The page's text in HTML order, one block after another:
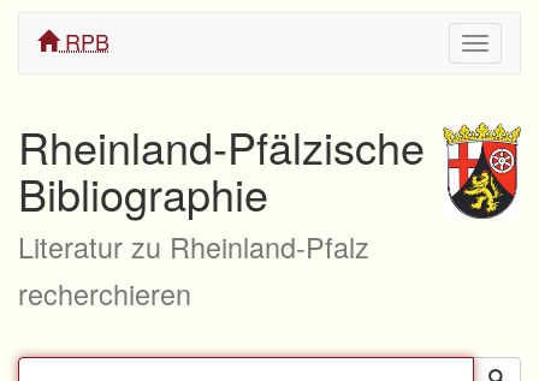
ein/
RPB
Rheinland-Pfälzische
Bibliographie
Literatur zu Rheinland-Pfalz
recherchieren